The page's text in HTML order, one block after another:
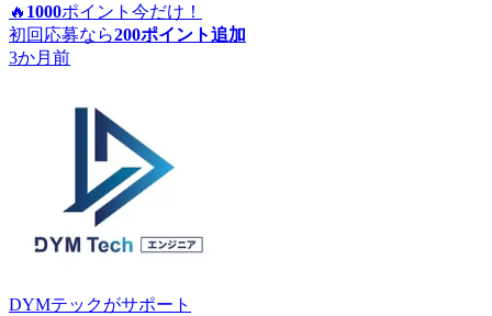
🔥 1000ポイント 今だけ！
初回応募なら200ポイント追加
3か月前
DYMテックがサポート